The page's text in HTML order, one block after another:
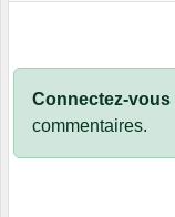
Connectez-vous
commentaires.